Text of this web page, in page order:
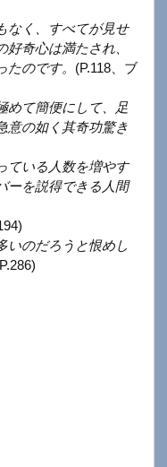
なく、すべてが見せ
奇心は満たされ、
のです。 (P.118、ブ
めて簡便にして、足
意の如く其奇功驚き
ている人数を増やす
ーを説得できる人間
いのだろうと恨めし